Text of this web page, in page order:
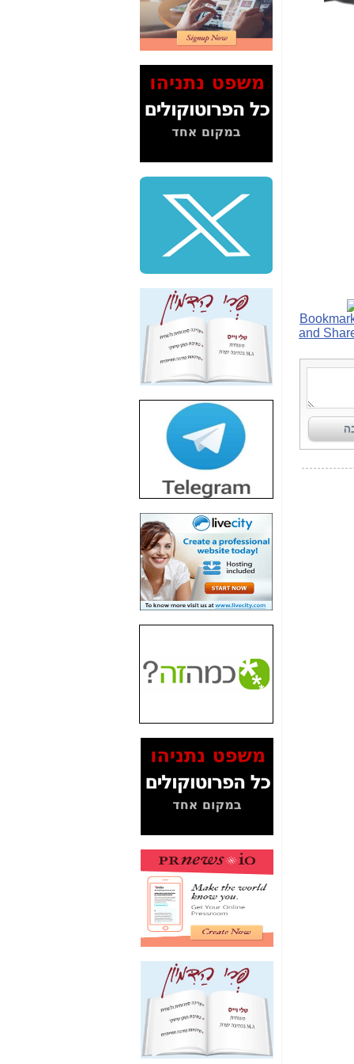
2" על תעלולי השר
משה כחלון -כאן
המשך חשיפת הבלוף
ששמו "מהפיכת
הסלולר" ואיך מסרסים
כאן
סיכום ביקור בסיליקון
שלמה פילבר (עד
לאחרונה מנכ"ל משרד
התקשורת) - עד
מדינה? הצחקתם
"יש אפליה בחקירה"?
חשיפה: למה השר
משה כחלון לא נחקר
עד היום? -
כאן
חשיפת חשד לשחיתות
הדומה לזו של "תיק
הסלולר -
חשיפת מה שלא
רוצים שתדעו בעניין
פריסת אנלימיטד
(בניחוח בלתי נסבל) -
כאן
חשיפה: איוב קרא
אישר לקבוצת סלקום
בדיוק מה שביבי אישר
כאן
האם השר איוב קרא
היה צריך בכלל לחתום
על האישור, שנתן
האם ביבי וקרא קבלו
בכלל תמורה עבור
המסמכים בנושא בזק-
Yes (תיק 4000)
מוכיחים "תפירת תיק"
לאיש הלא נכון! -כאן
עובדות ומסמכים
האם ביבי כשר
תקשורת עזר לקב'
בזק? -כאן
מה מקור ה-Fake
News שהביא לתפירת
תיק לביבי והעלמת
החשודים הנכונים -כאן
אחת הרגליים של "תיק
4000 התפור"
התמוטטה היום
בניצחון (כפול) של בזק
-
כאן
איך כתבות מפנקות